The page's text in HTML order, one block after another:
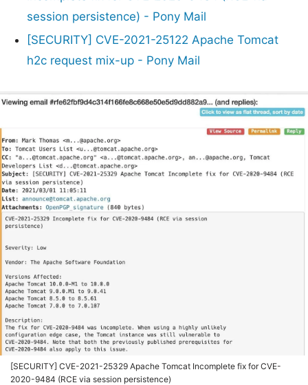
session persistence) - Pony Mail
[SECURITY] CVE-2021-25122 Apache Tomcat
h2c request mix-up - Pony Mail
[SECURITY] CVE-2021-25329 Apache Tomcat Incomplete fix for CVE-
2020-9484 (RCE via session persistence)